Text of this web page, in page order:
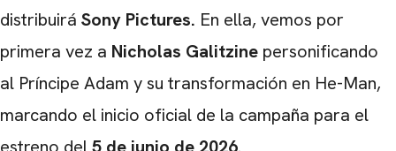
distribuirá Sony Pictures. En ella, vemos por
primera vez a Nicholas Galitzine personificando
al Príncipe Adam y su transformación en He-Man,
marcando el inicio oficial de la campaña para el